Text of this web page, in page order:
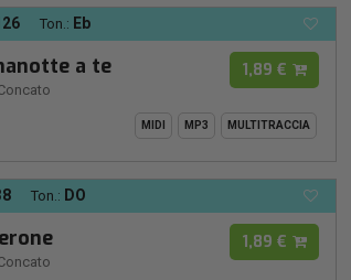
Ton.: Eb
a te 1,89 €
MIDI MP3 MULTITRACCIA
Ton.: DO
1,89 €